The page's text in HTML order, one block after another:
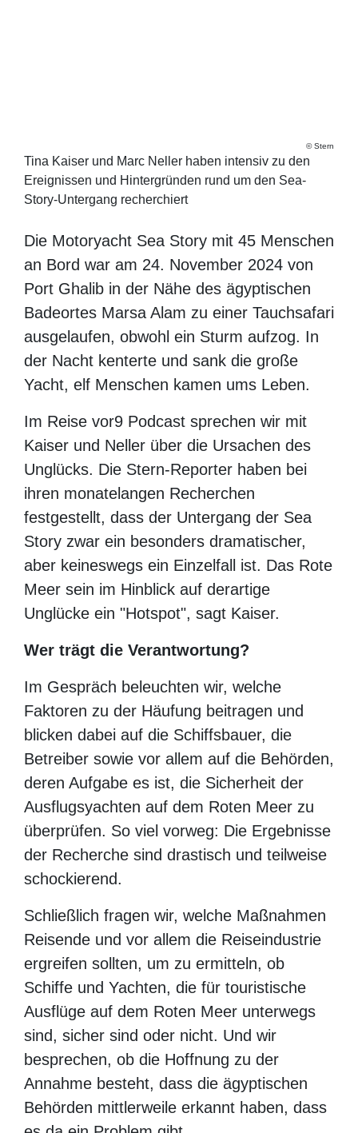
Ereignissen und Hintergründen rund um den Sea-Story-
Untergang recherchiert
an Bord war am 24. November 2024 von
Port Ghalib in der Nähe des ägyptischen
Badeortes Marsa Alam zu einer
Tauchsafari ausgelaufen, obwohl ein Sturm
aufzog. In der Nacht kenterte und sank die
große Yacht, elf Menschen kamen ums
Leben.
Im Reise vor9 Podcast sprechen wir mit
Kaiser und Neller über die Ursachen des
Unglücks. Die Stern-Reporter haben bei
ihren monatelangen Recherchen
festgestellt, dass der Untergang der Sea
Story zwar ein besonders dramatischer,
aber keineswegs ein Einzelfall ist. Das Rote
Meer sein im Hinblick auf derartige
Unglücke ein "Hotspot", sagt Kaiser.
Wer trägt die Verantwortung?
Im Gespräch beleuchten wir, welche
Faktoren zu der Häufung beitragen und
blicken dabei auf die Schiffsbauer, die
Betreiber sowie vor allem auf die Behörden,
deren Aufgabe es ist, die Sicherheit der
Ausflugsyachten auf dem Roten Meer zu
überprüfen. So viel vorweg: Die Ergebnisse
der Recherche sind drastisch und teilweise
schockierend.
Schließlich fragen wir, welche Maßnahmen
Reisende und vor allem die Reiseindustrie
ergreifen sollten, um zu ermitteln, ob
Schiffe und Yachten, die für touristische
Ausflüge auf dem Roten Meer unterwegs
sind, sicher sind oder nicht. Und wir
besprechen, ob die Hoffnung zu der
Annahme besteht, dass die ägyptischen
Behörden mittlerweile erkannt haben, dass